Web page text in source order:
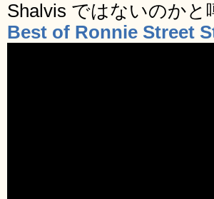
Shalvis ではないのか
Best of Ronnie Street